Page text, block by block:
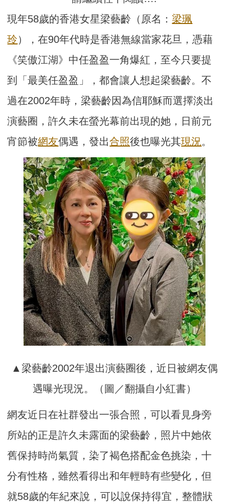
現年58歲的香港女星梁藝齡（原名：梁珮
玲），在90年代時是香港無線當家花旦，憑藉
《笑傲江湖》中任盈盈一角爆紅，至今只要提
到「最美任盈盈」，都會讓人想起梁藝齡。不
過在2002年時，梁藝齡因為信耶穌而選擇淡出
演藝圈，許久未在螢光幕前出現的她，日前元
宵節被網友偶遇，發出合照後也曝光其現況。
▲梁藝齡2002年退出演藝圈後，近日被網友偶
遇曝光現況。（圖／翻攝自小紅書）
網友近日在社群發出一張合照，可以看見身旁
所站的正是許久未露面的梁藝齡，照片中她依
舊保持時尚氣質，染了褐色搭配金色挑染，十
分有性格，雖然看得出和年輕時有些變化，但
就58歲的年紀來說，可以說保持得宜，整體狀